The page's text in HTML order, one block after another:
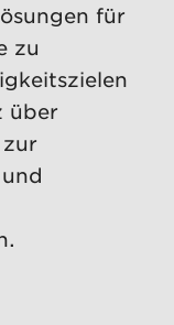
für
zu
über